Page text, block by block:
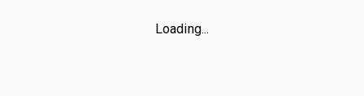
Loading...